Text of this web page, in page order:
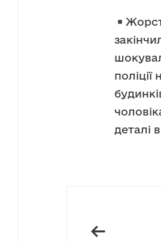
деталі в
←